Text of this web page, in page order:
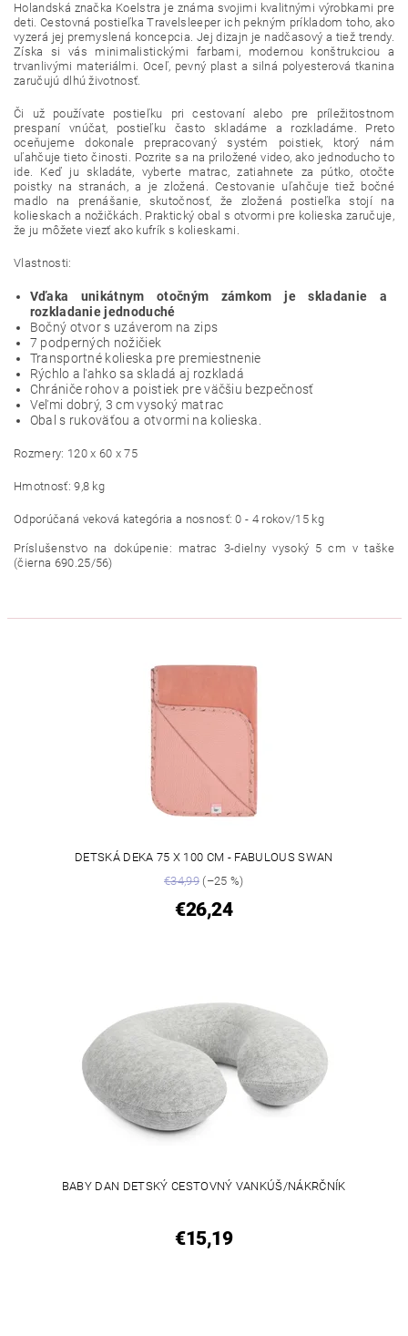
Holandská značka Koelstra je známa svojimi kvalitnými výrobkami pre
deti. Cestovná postieľka Travelsleeper ichpekným príkladom toho, ako
vyzerá jej premyslená koncepcia. Jej dizajn je nadčasový a tiež trendy.
Získa si vás minimalistickými farbami, modernou konštrukciou a
trvanlivými materiálmi. Oceľ, pevný plast a silná polyesterová tkanina
zaručujú dlhúživotnosť.
Či už používate postieľku pri cestovaní alebo pre príležitostnom
prespaní vnúčat, postieľku často skladáme a rozkladáme. Preto
oceňujeme dokonale prepracovaný systém poistiek, ktorý nám
uľahčuje tieto činosti. Pozrite sa na priložené video, ako jednoducho to
ide. Keď ju skladáte, vyberte matrac, zatiahnete za pútko, otočte
poistky na stranách,a je zložená . Cestovanie uľahčuje tiež bočné
madlo na prenášanie, skutočnosť, že zložená postieľka stojí
na
kolieskach a nožičkách. Praktický obal s otvormi pre kolieska zaručuje,
že ju môžeteviezť ako kufrík s kolieskami .
Vlastnosti:
Vďaka unikátnym otočným zámkom je skladanie a
rozkladanie jednoduché
Bočný otvor s uzáverom na zips
7 podperných nožičiek
Transportné kolieska pre premiestnenie
Rýchlo a ľahko sa skladá aj rozkladá
Chrániče rohov a poistiek pre väčšiu bezpečnosť
Veľmi dobrý, 3 cm vysoký matrac
Obal s rukoväťou a otvormi na kolieska.
Rozmery: 120 x 60 x 75
Hmotnosť: 9,8 kg
Odporúčaná veková kategória a nosnosť: 0 - 4 rokov/15 kg
Príslušenstvo na dokúpenie: matrac 3-dielny vysoký 5 cm v taške
(čierna 690.25/56)
DETSKÁ DEKA 75 X 100 CM - FABULOUS SWAN
€34,99(–25 %)
€26,24
BABY DAN DETSKÝ CESTOVNÝ VANKÚŠ/NÁKRČNÍK
€15,19